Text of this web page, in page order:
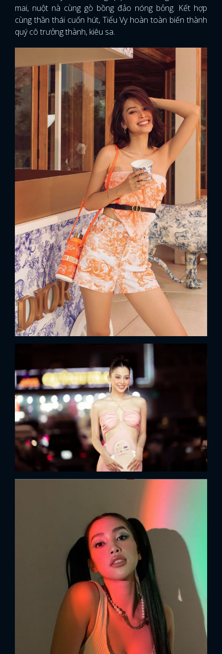
mai, nuột nà cùng gò bồng đảo nóng bỏng. Kết hợp
cùng thần thái cuốn hút, Tiểu Vy hoàn toàn biến thành
quý cô trưởng thành, kiêu sa.